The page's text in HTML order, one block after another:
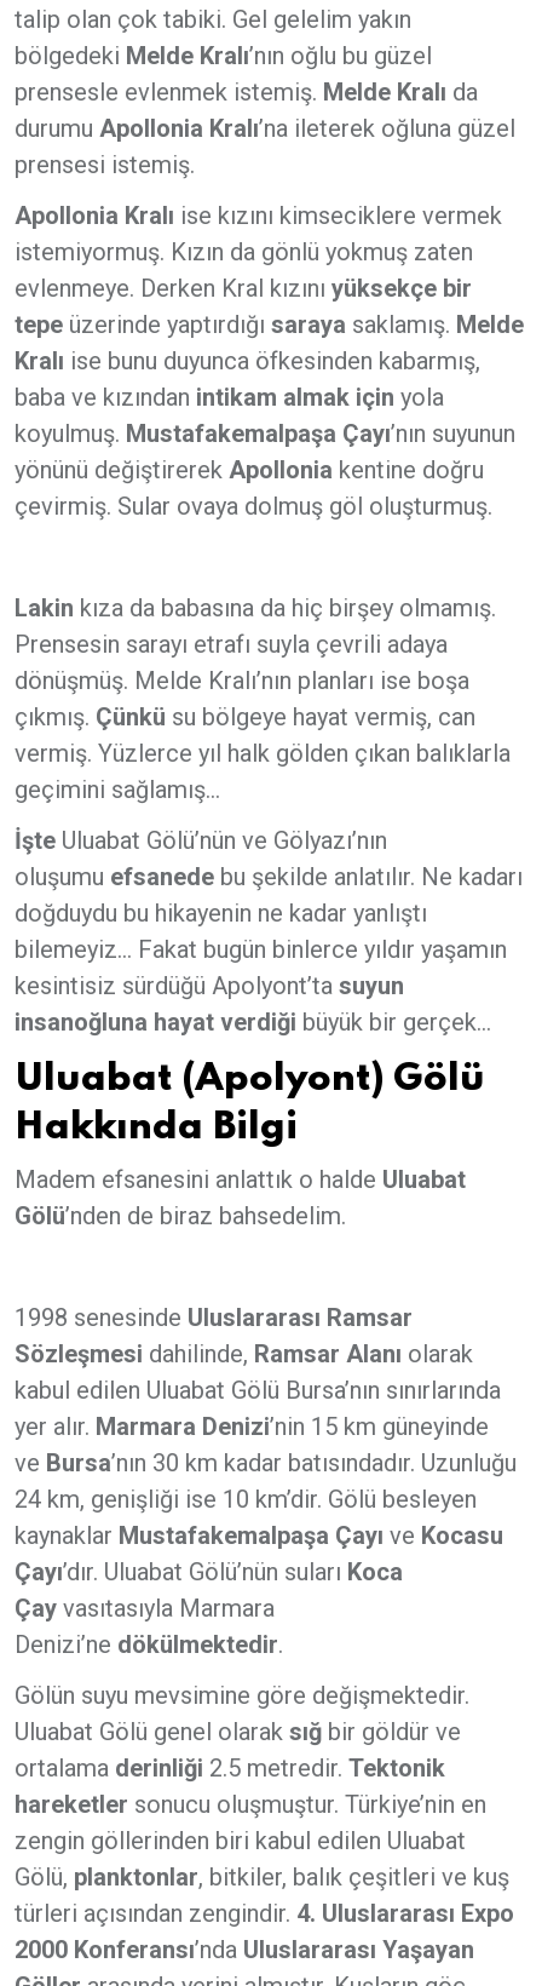
talip olan çok tabiki. Gel gelelim yakın
bölgedeki Melde Kralı’nın oğlu bu güzel
prensesle evlenmek istemiş. Melde Kralı da
durumu Apollonia Kralı’na ileterek oğluna güzel
prensesi istemiş.
Apollonia Kralı ise kızını kimseciklere vermek
istemiyormuş. Kızın da gönlü yokmuş zaten
evlenmeye. Derken Kral kızını yüksekçe bir
tepe üzerinde yaptırdığı saraya saklamış. Melde
Kralı ise bunu duyunca öfkesinden kabarmış,
baba ve kızından intikam almak için yola
koyulmuş. Mustafakemalpaşa Çayı’nın suyunun
yönünü değiştirerek Apollonia kentine doğru
çevirmiş. Sular ovaya dolmuş göl oluşturmuş.
Lakin kıza da babasına da hiç birşey olmamış.
Prensesin sarayı etrafı suyla çevrili adaya
dönüşmüş. Melde Kralı’nın planları ise boşa
çıkmış. Çünkü su bölgeye hayat vermiş, can
vermiş. Yüzlerce yıl halk gölden çıkan balıklarla
geçimini sağlamış...
İşte Uluabat Gölü’nün ve Gölyazı’nın
oluşumu efsanede bu şekilde anlatılır. Ne kadarı
doğduydu bu hikayenin ne kadar yanlıştı
bilemeyiz... Fakat bugün binlerce yıldır yaşamın
kesintisiz sürdüğü Apolyont’ta suyun
insanoğluna hayat verdiği büyük bir gerçek...
Uluabat (Apolyont) Gölü
Hakkında Bilgi
Madem efsanesini anlattık o halde Uluabat
Gölü’nden de biraz bahsedelim.
1998 senesinde Uluslararası Ramsar
Sözleşmesi dahilinde, Ramsar Alanı olarak
kabul edilen Uluabat Gölü Bursa’nın sınırlarında
yer alır. Marmara Denizi’nin 15 km güneyinde
ve Bursa’nın 30 km kadar batısındadır. Uzunluğu
24 km, genişliği ise 10 km’dir. Gölü besleyen
kaynaklar Mustafakemalpaşa Çayı ve Kocasu
Çayı’dır. Uluabat Gölü’nün suları Koca
Çay vasıtasıyla Marmara
Denizi’ne dökülmektedir.
Gölün suyu mevsimine göre değişmektedir.
Uluabat Gölü genel olarak sığ bir göldür ve
ortalama derinliği 2.5 metredir. Tektonik
hareketler sonucu oluşmuştur. Türkiye’nin en
zengin göllerinden biri kabul edilen Uluabat
Gölü, planktonlar, bitkiler, balık çeşitleri ve kuş
türleri açısından zengindir. 4. Uluslararası Expo
2000 Konferansı’nda Uluslararası Yaşayan